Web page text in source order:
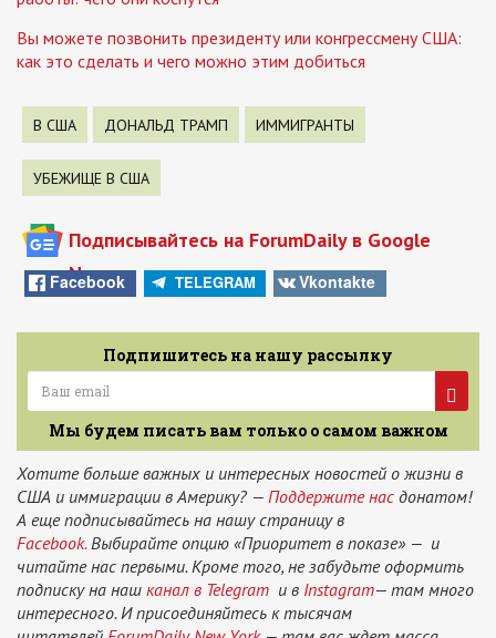
Вы можете позвонить президенту или конгрессмену США:
как это сделать и чего можно этим добиться
В США ДОНАЛЬД ТРАМП ИММИГРАНТЫ
УБЕЖИЩЕ В США
Подписывайтесь на ForumDaily в Google
News
Facebook TELEGRAM Vkontakte
Подпишитесь на нашу рассылку
Мы будем писать вам только о самом важном
Хотите больше важных и интересных новостей о жизни в
США и иммиграции в Америку? — Поддержите нас донатом!
А еще подписывайтесь на нашу страницу в
Facebook.Выбирайте опцию «Приоритет в показе» — и
читайте нас первыми. Кроме того, не забудьте оформить
подписку на наш канал в Telegram и в Instagram— там много
интересного. И присоединяйтесь к тысячам